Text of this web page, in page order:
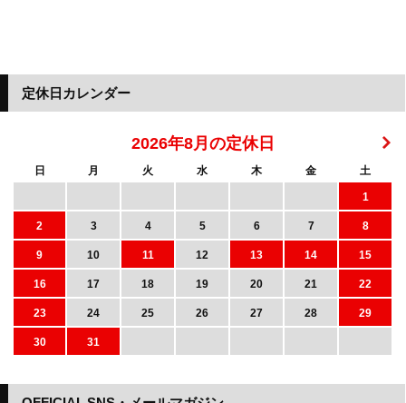
定休日カレンダー
2026年8月の定休日
日 月 火 水 木 金
土
1
2
3 4 5 6 7
8
9
10 11 12 13 14
15
16
17 18 19 20 21
22
23
24 25 26 27 28
29
30
31